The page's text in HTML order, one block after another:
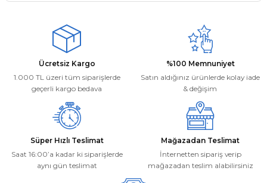
Ürün açıklamasında eksik bilgiler bulunuyor.
Ürün bilgilerinde hatalar bulunuyor.
Ürün fiyatı diğer sitelerden daha pahalı.
Bu ürüne benzer farklı alternatifler olmalı.
verin, size ulaşamıyorum.
Mehmet Kayış | 17/02/2026
Deneyimini Paylaş
Ücretsiz Kargo
1.000 TL üzeri tüm siparişlerde
geçerli kargo bedava
%100 Memnuniyet
Satın aldığınız ürünlerde kolay iade
& değişim
Süper Hızlı Teslimat
Saat 16:00’a kadar ki siparişlerde
aynı gün teslimat
Mağazadan Teslimat
İnternetten sipariş verip
mağazadan teslim alabilirsiniz